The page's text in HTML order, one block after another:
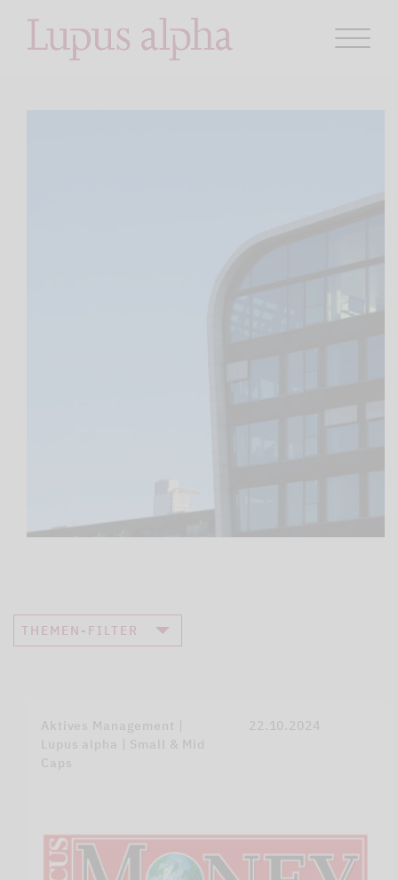
THEMEN-FILTER
Aktives Management |
Lupus alpha | Small & Mid
Caps
22.10.2024